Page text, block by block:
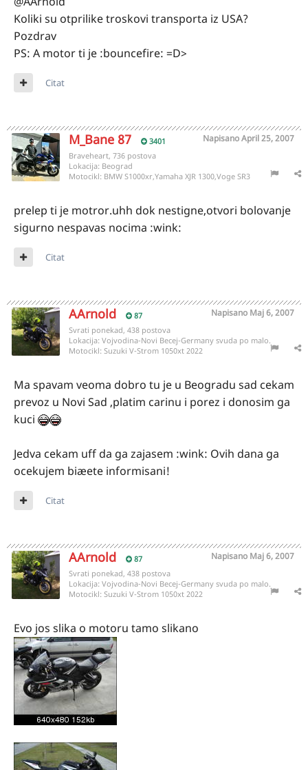
Koliki su otprilike troskovi transporta iz USA?
Pozdrav
PS: A motor ti je :bouncefire: =D>
Citat
M_Bane 87 3401 NapisanoApril 25, 2007
Braveheart, 736 postova
Lokacija: Beograd
Motocikl: BMW S1000xr,Yamaha XJR 1300,Voge SR3
prelep ti je motror.uhh dok nestigne,otvori bolovanje
sigurno nespavas nocima :wink:
Citat
AArnold 87 Napisano Maj 6, 2007
Svrati ponekad, 438 postova
Lokacija: Vojvodina-Novi Becej-Germany svuda po malo.
Motocikl: Suzuki V-Strom 1050xt 2022
Ma spavam veoma dobro tu je u Beogradu sad cekam
prevoz u Novi Sad ,platim carinu i porez i donosim ga
kuci
Jedva cekam uff da ga zajasem :wink: Ovih dana ga
ocekujem biæete informisani!
Citat
AArnold 87 Napisano Maj 6, 2007
Svrati ponekad, 438 postova
Lokacija: Vojvodina-Novi Becej-Germany svuda po malo.
Motocikl: Suzuki V-Strom 1050xt 2022
Evo jos slika o motoru tamo slikano